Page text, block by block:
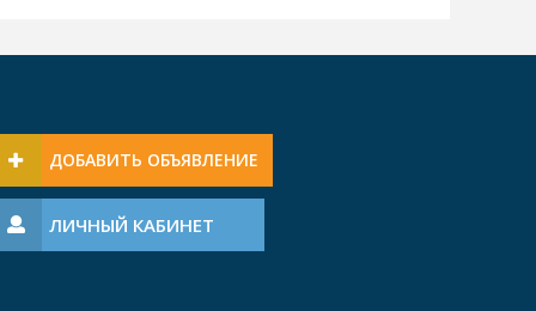
ДОБАВИТЬ ОБЪЯВЛЕНИЕ
ЛИЧНЫЙ КАБИНЕТ